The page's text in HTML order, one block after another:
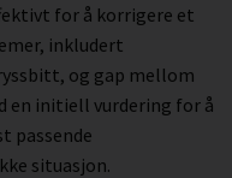
for å korrigere et
inkludert
og gap mellom
en initiell vurdering for å
passende
situasjon.